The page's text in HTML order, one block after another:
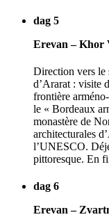
dag 5
Erevan – Khor
Direction vers le
d’Ararat : visite
frontière
le « Bordeaux
monastère de
architecturales
l’UNESCO.
pittoresque. En
dag 6
Erevan –